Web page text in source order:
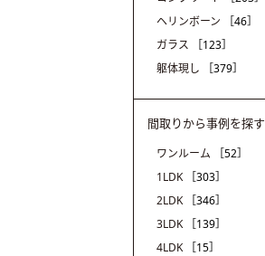
ヘリンボーン
［46］
ガラス
［123］
躯体現し
［379］
間取りから事例を探す
ワンルーム
［52］
1LDK
［303］
2LDK
［346］
3LDK
［139］
4LDK
［15］